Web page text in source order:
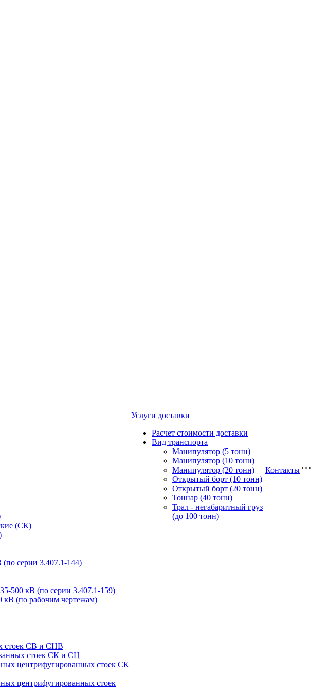
(СК)
серии 3.407.1-144)
500 кВ (по серии 3.407.1-159)
(по рабочим чертежам)
стоек СВ и СНВ
стоек СК и СЦ
центрифугированных стоек СК
центрифугированных стоек
Услуги доставки
Расчет стоимости доставки
Вид транспорта
Манипулятор (5 тонн)
Манипулятор (10 тонн)
Манипулятор (20 тонн)
Открытый борт (10 тонн)
Открытый борт (20 тонн)
Тоннар (40 тонн)
Трал - негабаритный груз
(до 100 тонн)
Контакты